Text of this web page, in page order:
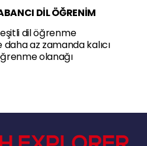
DİL ÖĞRENİM
dil öğrenme
az zamanda kalıcı
olanağı